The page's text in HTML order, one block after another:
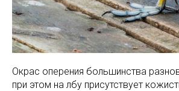
Окрас оперения большинства
при этом на лбу присутствует